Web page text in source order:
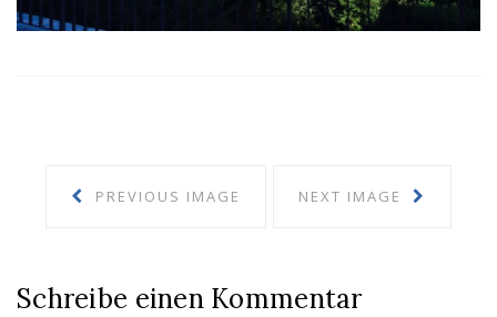
PREVIOUS IMAGE NEXT IMAGE
Schreibe einen Kommentar